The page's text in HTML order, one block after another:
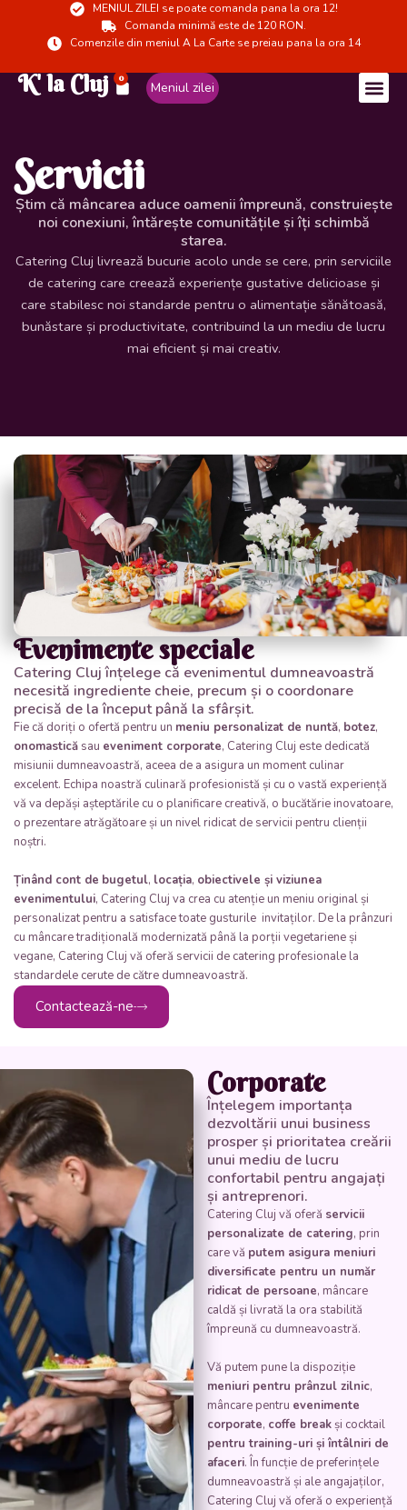
MENIUL ZILEI se poate comanda pana la ora 12!
Comanda minimă este de 120 RON.
Comenzile din meniul A La Carte se preiau pana la ora 14
K' la Cluj 0
Cart Meniul zilei
Servicii
Știm că mâncarea aduce oamenii împreună, construiește
noi conexiuni, întărește comunitățile și îți schimbă
starea.
Catering Cluj livrează bucurie acolo unde se cere, prin serviciile
de catering care creează experiențe gustative delicioase și
care stabilesc noi standarde pentru o alimentație sănătoasă,
bunăstare și productivitate, contribuind la un mediu de lucru
mai eficient și mai creativ.
Evenimente speciale
Catering Cluj înțelege că evenimentul dumneavoastră
necesită ingrediente cheie, precum și o coordonare
precisă de la început până la sfârșit.
Fie că doriți o ofertă pentru un meniu personalizat de nuntă, botez,
onomastică sau eveniment corporate, Catering Cluj este dedicată
misiunii dumneavoastră, aceea de a asigura un moment culinar
excelent. Echipa noastră culinară profesionistă și cu o vastă experiență
vă va depăși așteptările cu o planificare creativă, o bucătărie inovatoare,
o prezentare atrăgătoare și un nivel ridicat de servicii pentru clienții
noștri.
Ținând cont de bugetul, locația, obiectivele și viziunea
evenimentului, Catering Cluj va crea cu atenție un meniu original și
personalizat pentru a satisface toate gusturile invitaților. De la prânzuri
cu mâncare tradițională modernizată până la porții vegetariene și
vegane, Catering Cluj vă oferă servicii de catering profesionale la
standardele cerute de către dumneavoastră.
Contactează-ne
Corporate
Înțelegem importanța
dezvoltării unui business
prosper și prioritatea creării
unui mediu de lucru
confortabil pentru angajați
și antreprenori.
Catering Cluj vă oferă servicii
personalizate de catering, prin
care vă putem asigura meniuri
diversificate pentru un număr
ridicat de persoane, mâncare
caldă și livrată la ora stabilită
împreună cu dumneavoastră.
Vă putem pune la dispoziție
meniuri pentru prânzul zilnic,
mâncare pentru evenimente
corporate, coffe breakși cocktail
pentru training-uri și întâlniri de
afaceri. În funcție de preferințele
dumneavoastră și ale angajaților,
Catering Cluj vă oferă o experiență